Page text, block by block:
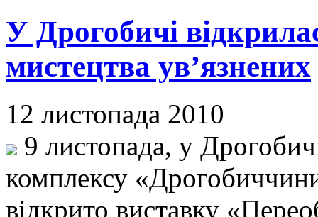
У Дрогобичі
мистецтва ув’язнених
12 листопада 2010
9 листопада, у
комплексу
відкрито виставку